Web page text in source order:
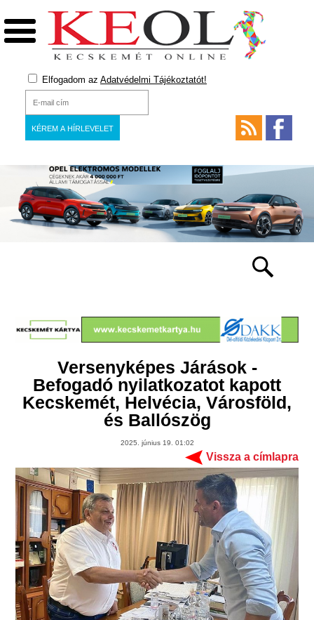
Elfogadom az Adatvédelmi Tájékoztatót!
Versenyképes Járások -
Befogadó nyilatkozatot kapott
Kecskemét, Helvécia, Városföld,
és Ballószög
2025. június 19. 01:02
Vissza a címlapra